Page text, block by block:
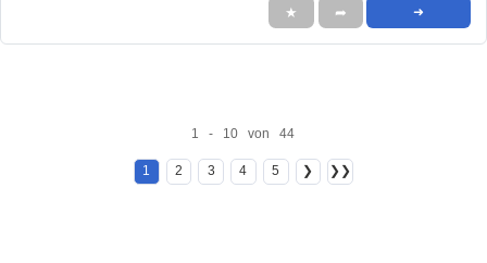
★ ➦ ➜
1 - 10 von 44
1 2 3 4 5 ❯ ❯❯